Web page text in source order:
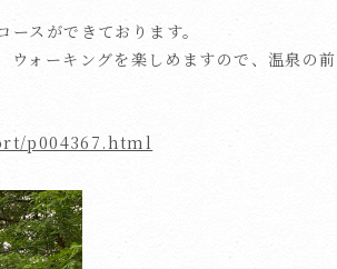
スができております。
ォーキングを楽しめますので、温泉の
p004367.html